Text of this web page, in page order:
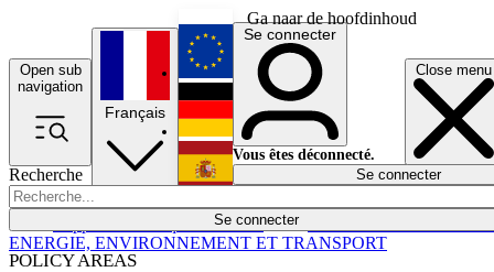
Ga naar de hoofdinhoud
Open sub
navigation
Close menu
Recherche
Se connecter
POLICY AREAS
Économie
Français
English
Deutsch
Español
Se connecter
Vous êtes déconnecté.
Se connecter
ENERGIE, ENVIRONNEMENT ET TRANSPORT